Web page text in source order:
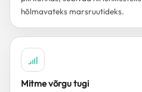
hõlmavateks marsruutideks.
Mitme võrgu tugi